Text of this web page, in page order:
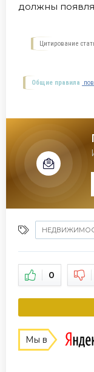
должны
Цитирование
Общие правила
0
Мы в